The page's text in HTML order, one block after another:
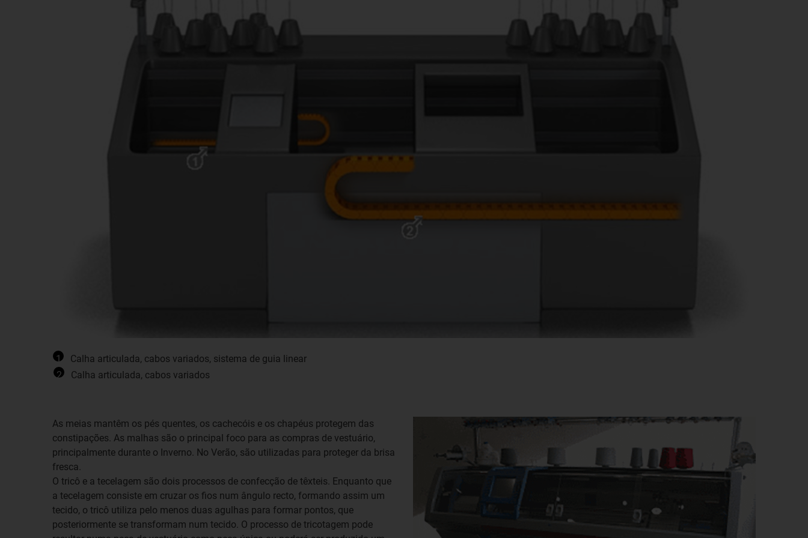
1
Calha articulada, cabos variados, sistema de guia linear
2
Calha articulada, cabos variados
As meias mantêm os pés quentes, os cachecóis e os chapéus protegem das
constipações. As malhas são o principal foco para as compras de vestuário,
principalmente durante o Inverno. No Verão, são utilizadas para proteger da brisa
fresca.
O tricô e a tecelagem são dois processos de confecção de têxteis. Enquanto que
a tecelagem consiste em cruzar os fios num ângulo recto, formando assim um
tecido, o tricô utiliza pelo menos duas agulhas para formar pontos, que
posteriormente se transformam num tecido. O processo de tricotagem pode